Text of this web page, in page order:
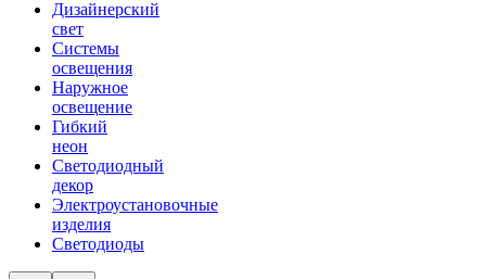
Дизайнерский
свет
Системы
освещения
Наружное
освещение
Гибкий
неон
Светодиодный
декор
Электроустановочные
изделия
Светодиоды